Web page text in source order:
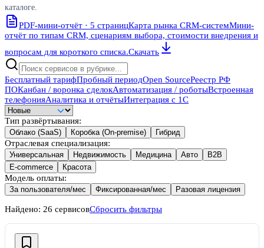
каталоге.
PDF-мини-отчёт · 5 страницКарта рынка CRM-системМини-
отчёт по типам CRM, сценариям выбора, стоимости внедрения и
вопросам для короткого списка.Скачать
Бесплатный тарифПробный периодOpen SourceРеестр РФ
ПОКанбан / воронка сделокАвтоматизация / роботыВстроенная
телефонияАналитика и отчётыИнтеграция с 1С
Тип развёртывания:
Облако (SaaS) Коробка (On-premise) Гибрид
Отраслевая специализация:
Универсальная Недвижимость Медицина Авто
B2B
E-commerce
Красота
Модель оплаты:
За пользователя/мес Фиксированная/мес Разовая лицензия
Найдено: 26 сервисовСбросить фильтры